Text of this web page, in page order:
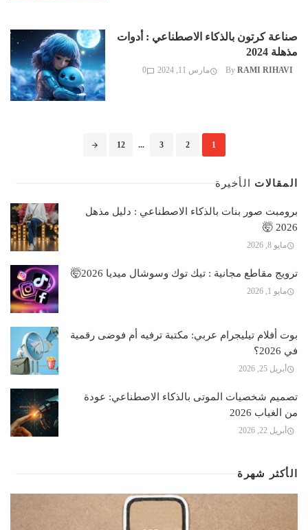
صناعة كرتون بالذكاء الاصطناعي : أدوات
مذهلة 2024
By RAMI RIHAVI مارس 11, 2024 0
1
2
3
...
12
المقالات الأخيرة
برومبت صور بنات بالذكاء الاصطناعي : دليل مذهل
2026 🤯
مايو 8, 2026
ترويج مقاطع مجانية : تيك توك وسوشال ميديا 2026🤯
مايو 1, 2026
بوت أفلام تيليجرام عربي: مكتبة ترفيه أم فوضى رقمية
في 2026؟
أبريل 25, 2026
تصميم شخصيات الموتى بالذكاء الاصطناعي: عودة
من الغياب 2026
أبريل 22, 2026
الأكثر شهرة